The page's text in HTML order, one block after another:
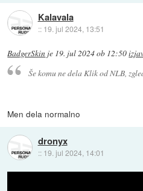
Kalavala
:: 19. jul 2024, 13:51
BadgerSkin je 19. jul 2024 ob 12:50
Še komu ne dela Klik od NLB,
Men dela normalno
dronyx
:: 19. jul 2024, 14:01